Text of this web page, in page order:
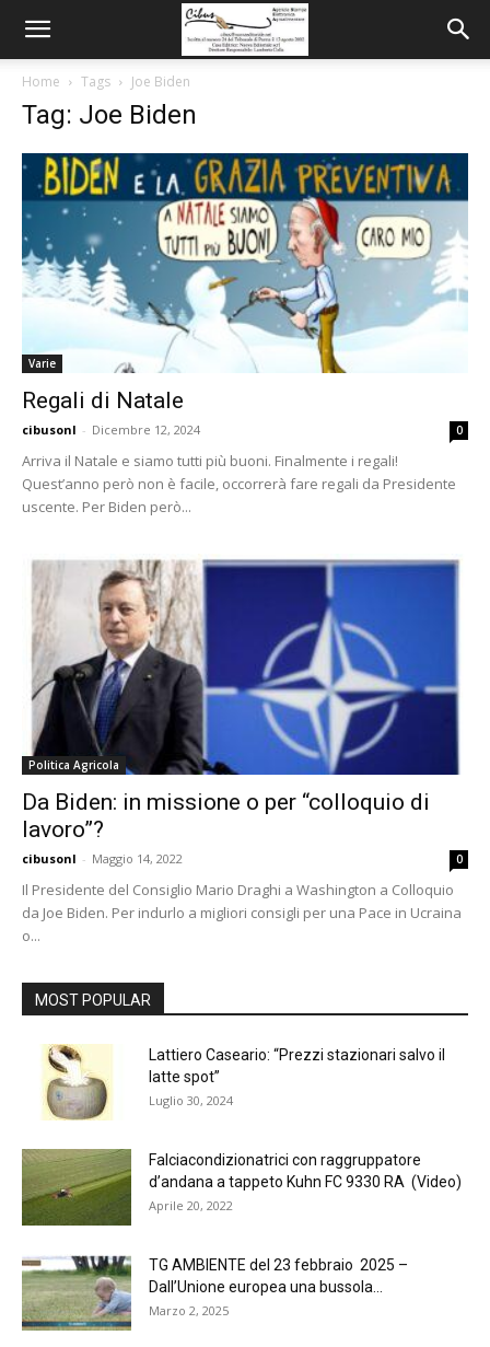
Home Tags Joe Biden
Tag: Joe Biden
Varie
Regali di Natale
cibusonl - Dicembre 12, 2024 0
Arriva il Natale e siamo tutti più buoni. Finalmente i regali!
Quest’anno però non è facile, occorrerà fare regali da Presidente
uscente. Per Biden però...
Politica Agricola
Da Biden: in missione o per “colloquio di
lavoro”?
cibusonl - Maggio 14, 2022 0
Il Presidente del Consiglio Mario Draghi a Washington a Colloquio
da Joe Biden. Per indurlo a migliori consigli per una Pace in Ucraina
o...
MOST POPULAR
Lattiero Caseario: “Prezzi stazionari salvo il
latte spot”
Luglio 30, 2024
Falciacondizionatrici con raggruppatore
d’andana a tappeto Kuhn FC 9330 RA (Video)
Aprile 20, 2022
TG AMBIENTE del 23 febbraio 2025 –
Dall’Unione europea una bussola...
Marzo 2, 2025